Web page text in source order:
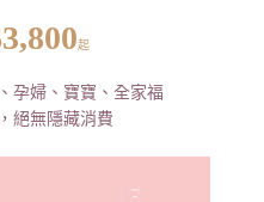
起
孕婦、寶寶、全家福
絕無隱藏消費